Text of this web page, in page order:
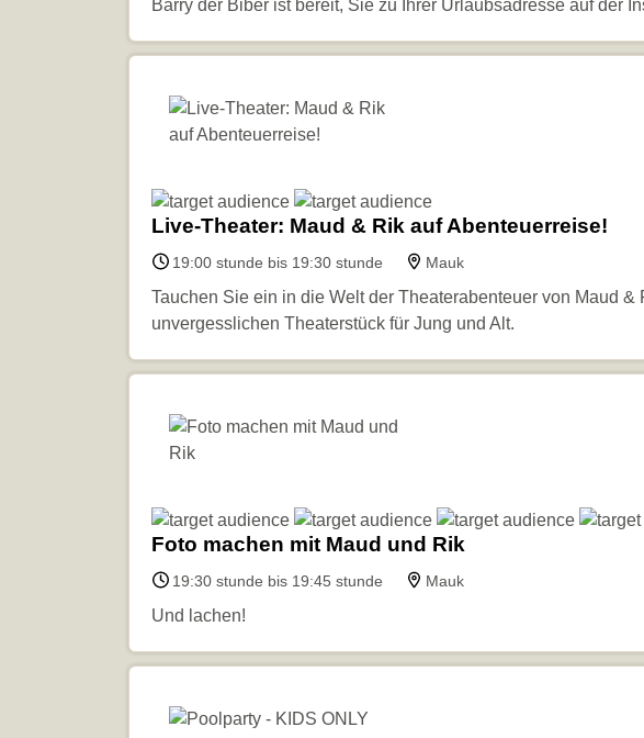
Barry der Biber ist bereit, Sie zu Ihrer Urlaubsadresse auf der
Live-Theater: Maud & Rik auf Abenteuerreise!
19:00 stunde bis 19:30 stunde Mauk
Tauchen Sie ein in die Welt der Theaterabenteuer von Maud
unvergesslichen Theaterstück für Jung und Alt.
Foto machen mit Maud und Rik
19:30 stunde bis 19:45 stunde Mauk
Und lachen!